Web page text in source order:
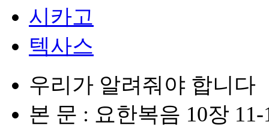
시카고
텍사스
우리가 알려줘야 합니다
본 문 : 요한복음 10장 11-